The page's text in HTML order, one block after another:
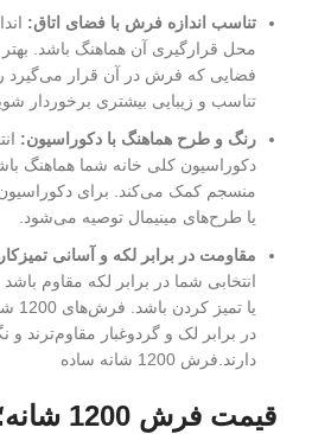
تناسب اندازه فرش با فضای اتاق:
محل قرارگیری آن هماهنگ باشد.
فضایی که فرش در آن قرار می‌گیرد را
تناسب و زیبایی بیشتری برخوردار
رنگ و طرح هماهنگ با دکوراسیون:
دکوراسیون کلی خانه شما هماهنگ
منسجم کمک می‌کند. برای
یا طرح‌های مینیمال توصیه می‌شود.
مقاومت در برابر لکه و آسانی
انتخابی شما در برابر لکه مقاوم
یا
در برابر لک و گردوغبار مقاوم‌ترند و
دارند.فرش 1200 شانه ساده
قیمت